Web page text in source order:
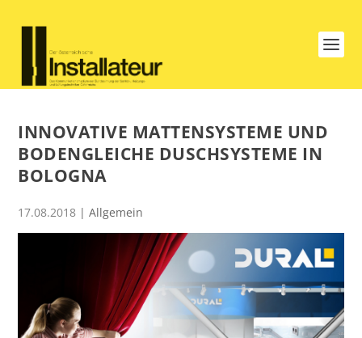
INNOVATIVE MATTENSYSTEME UND
BODENGLEICHE DUSCHSYSTEME IN
BOLOGNA
17.08.2018 | Allgemein